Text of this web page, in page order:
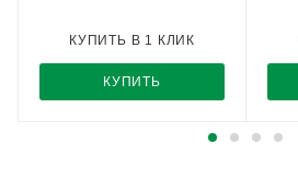
КУПИТЬ
КУПИТЬ В 1 КЛИК